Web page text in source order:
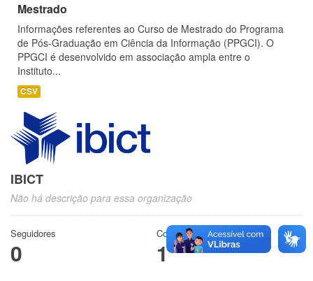
Mestrado
Informações referentes ao Curso de Mestrado do Programa
de Pós-Graduação em Ciência da Informação (PPGCI). O
PPGCI é desenvolvido em associação ampla entre o
Instituto...
CSV
IBICT
Não há descrição para essa organização
Seguidores
0
Conjuntos de dados
1